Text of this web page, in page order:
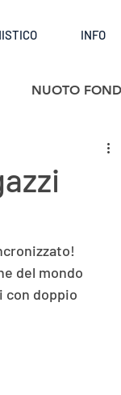
INFO
NUOTO
del mondo
con doppio